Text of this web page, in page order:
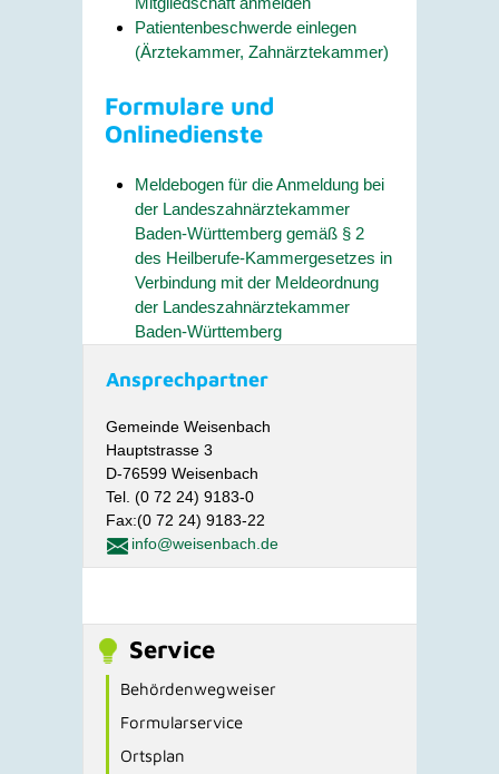
Patientenbeschwerde einlegen
(Ärztekammer, Zahnärztekammer)
Formulare und
Onlinedienste
Meldebogen für die Anmeldung bei
der Landeszahnärztekammer
Baden-Württemberg gemäß § 2
des Heilberufe-Kammergesetzes in
Verbindung mit der Meldeordnung
der Landeszahnärztekammer
Baden-Württemberg
Ansprechpartner
Gemeinde Weisenbach
Hauptstrasse 3
D-76599 Weisenbach
Tel. (0 72 24) 9183-0
Fax:(0 72 24) 9183-22
info@weisenbach.de
Service
Behördenwegweiser
Formularservice
Ortsplan